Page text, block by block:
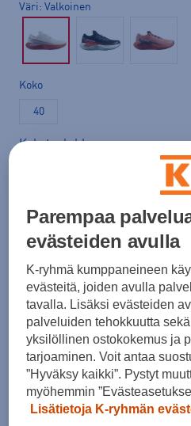
Väri Valkoinen
Koko
40
Kokotaulukko
Lisää
Tarkista saatavuus ja tilaa
Verkkokauppa: Saatavilla
Valitse koko nähdäksesi
Arvioitu toimitusaika 1-3
Parempaa
evästeiden avulla
K-ryhmä kumppaneineen
evästeitä, joiden avulla
tavalla. Lisäksi evästeiden
palveluiden tehokkuutta
yksilöllinen ostokokemus ja
tarjoaminen. Voit antaa
”Hyväksy kaikki”. Pystyt
myöhemmin
Lisätietoja K-ryhmän